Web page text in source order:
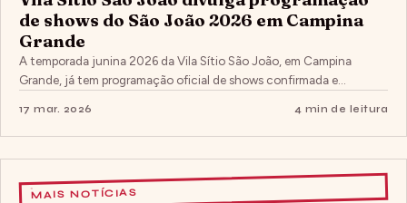
de shows do São João 2026 em Campina
Grande
A temporada junina 2026 da Vila Sítio São João, em Campina
Grande, já tem programação oficial de shows confirmada e…
17 mar. 2026 4 min de leitura
MAIS NOTÍCIAS